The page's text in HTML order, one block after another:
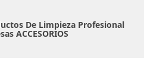
De Limpieza Profesional
ACCESORIOS